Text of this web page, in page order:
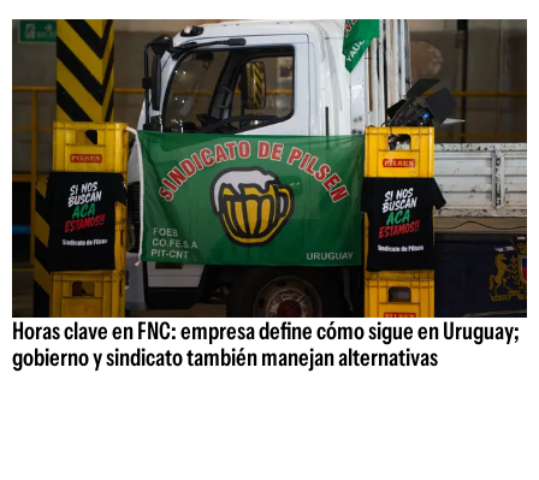
Horas clave en FNC: empresa define cómo sigue en Uruguay;
gobierno y sindicato también manejan alternativas